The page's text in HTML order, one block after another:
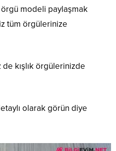
modeli paylaşmak
tüm örgülerinize
kışlık örgülerinizde
olarak görün diye